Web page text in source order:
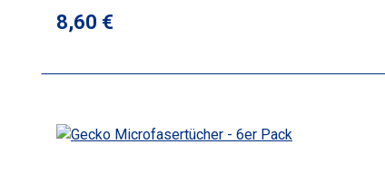
Regulärer Preis:
8,60 €